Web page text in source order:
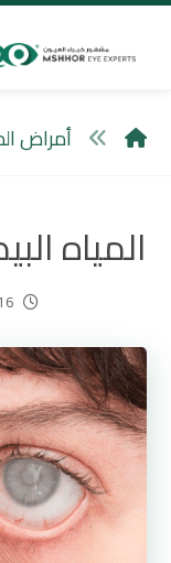
أمراض
المياه
16